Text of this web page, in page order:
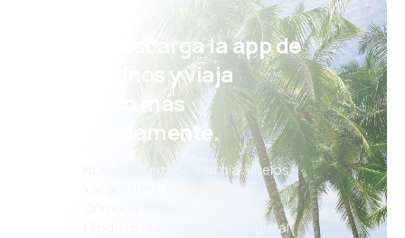
¡Eh! Descarga la app de
eDestinos y viaja
incluso más
cómodamente.
Nuevas ofertas cada día: vuelos,
vacaciones, escapadas
Cómoda gestión de reservas
¡Todo lo que importa, siempre al